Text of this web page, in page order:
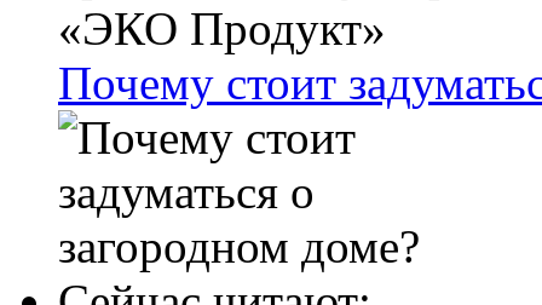
Почему стоит